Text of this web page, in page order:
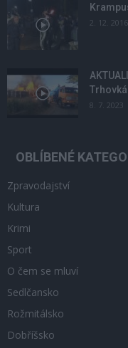
2. 12. 2016
8. 7. 2023
OBLÍBENÉ
Zpravodajství
Kultura
Krimi
Sport
O čem se mluví
Sedlčansko
Rožmitálsko
Dobříšsko